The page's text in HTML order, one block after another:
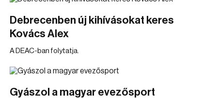
Debrecenben új kihívásokat keres
Kovács Alex
A DEAC-ban folytatja.
Gyászol a magyar evezősport